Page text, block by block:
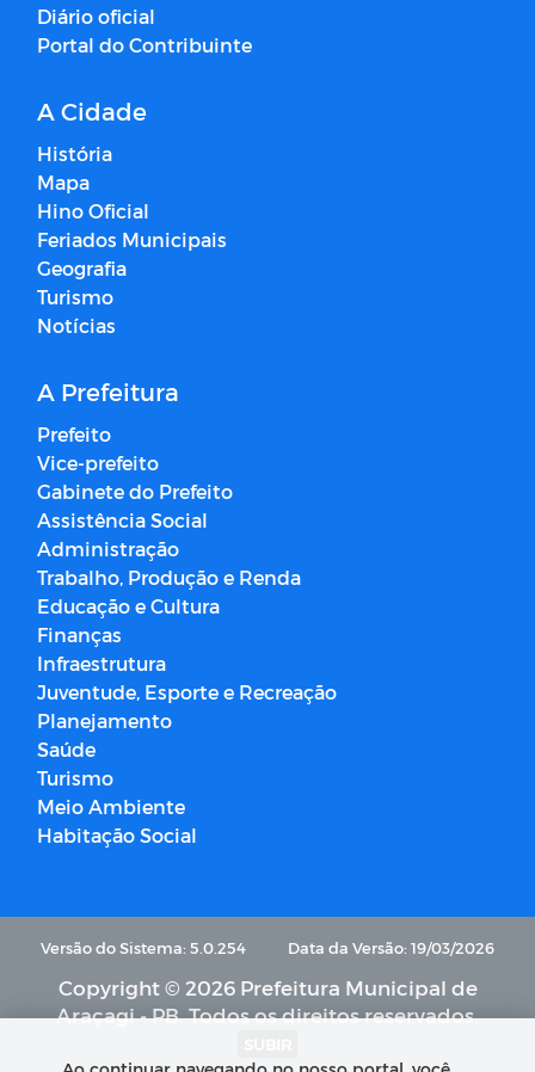
Diário oficial
Portal do Contribuinte
A Cidade
História
Mapa
Hino Oficial
Feriados Municipais
Geografia
Turismo
Notícias
A Prefeitura
Prefeito
Vice-prefeito
Gabinete do Prefeito
Assistência Social
Administração
Trabalho, Produção e Renda
Educação e Cultura
Finanças
Infraestrutura
Juventude, Esporte e Recreação
Planejamento
Saúde
Turismo
Meio Ambiente
Habitação Social
Versão do Sistema: 5.0.254 Data da Versão: 19/03/2026
Copyright © 2026 Prefeitura Municipal de
Araçagi - PB. Todos os direitos reservados.